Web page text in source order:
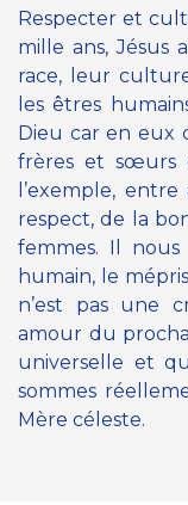
Respecter et
mille ans, Jésus
race, leur
les êtres
Dieu car en eux
frères et sœurs
l’exemple,
respect, de la
femmes. Il
humain, le
n’est pas une
amour du
universelle et
sommes
Mère céleste.